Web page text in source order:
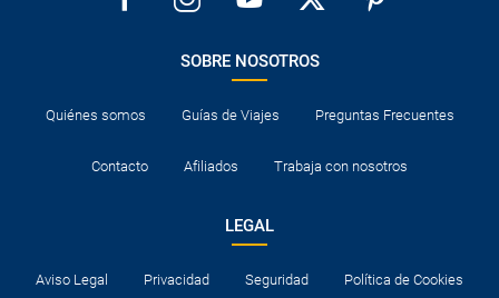
al hotel o viceversa no ha aparecido?
¿Necesito visado para poder ir a ...?
¿Por qué me sale el precio de un niño igual que el
SOBRE NOSOTROS
Quiénes somos Guías de Viajes Preguntas Frecuentes
Contacto Afiliados Trabaja con nosotros
LEGAL
Aviso Legal Privacidad Seguridad Política de Cookies